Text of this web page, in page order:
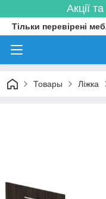
Акції
Тільки перевірені
Товары Ліжка